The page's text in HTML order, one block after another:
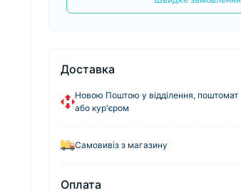
Доставка
Новою Поштою у відділення, поштомат
або кур'єром
Самовивіз з магазину
Оплата